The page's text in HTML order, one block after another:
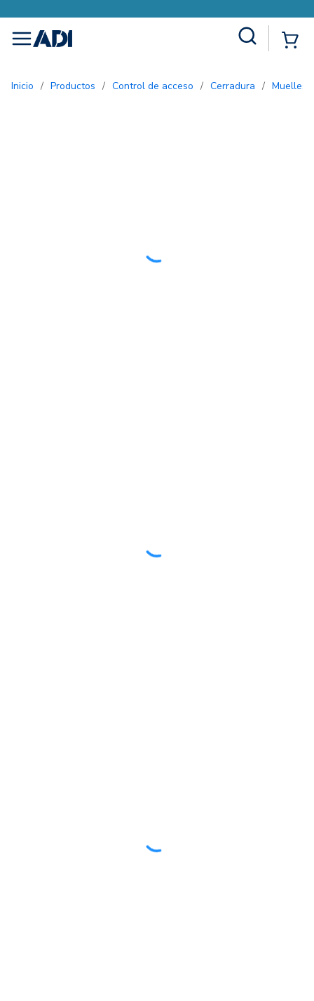
menu
Inicio / Productos / Control de acceso / Cerradura /